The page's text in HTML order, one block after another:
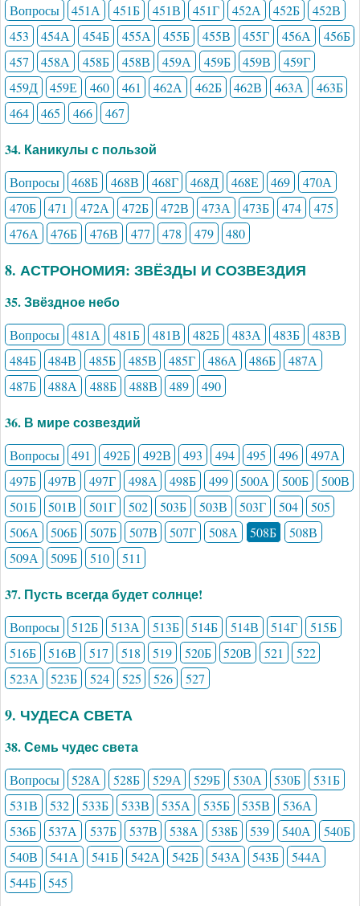
Вопросы 451А 451Б 451В 451Г 452А 452Б
452В
453
454А 454Б 455А 455Б 455В 455Г 456А
456Б
457
458А 458Б 458В 459А 459Б 459В
459Г
459Д
459Е 460 461 462А 462Б 462В 463А
463Б
464
465 466 467
34. Каникулы с пользой
Вопросы 468Б 468В 468Г 468Д 468Е 469
470А
470Б
471 472А 472Б 472В 473А 473Б 474
475
476А
476Б 476В 477 478 479 480
8. АСТРОНОМИЯ: ЗВЁЗДЫ И СОЗВЕЗДИЯ
35. Звёздное небо
Вопросы 481А 481Б 481В 482Б 483А 483Б
483В
484Б
484В 485Б 485В 485Г 486А 486Б
487А
487Б
488А 488Б 488В 489 490
36. В мире созвездий
Вопросы 491 492Б 492В 493 494 495 496
497А
497Б
497В 497Г 498А 498Б 499 500А 500Б
500В
501Б
501В 501Г 502 503Б 503В 503Г 504
505
506А
506Б 507Б 507В 507Г 508А 508Б
508В
509А
509Б 510 511
37. Пусть всегда будет солнце!
Вопросы 512Б 513А 513Б 514Б 514В 514Г
515Б
516Б
516В 517 518 519 520Б 520В 521
522
523А
523Б 524 525 526 527
9. ЧУДЕСА СВЕТА
38. Семь чудес света
Вопросы 528А 528Б 529А 529Б 530А 530Б
531Б
531В
532 533Б 533В 535А 535Б 535В
536А
536Б
537А 537Б 537В 538А 538Б 539 540А
540Б
540В
541А 541Б 542А 542Б 543А 543Б
544А
544Б
545